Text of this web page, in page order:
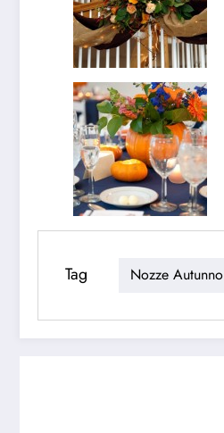
Tag Nozze Autunno